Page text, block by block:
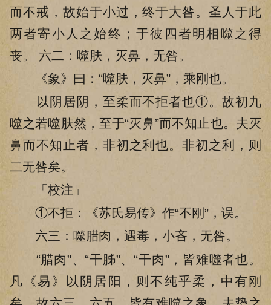
而不戒，故始于小过，终于大咎。圣人于此
两者寄小人之始终；于彼四者明相噬之得
丧。 六二：噬肤，灭鼻，无咎。
《象》曰：“噬肤，灭鼻”，乘刚也。
以阴居阴，至柔而不拒者也①。故初九
噬之若噬肤然，至于“灭鼻”而不知止也。夫灭
鼻而不知止者，非初之利也。非初之利，则
二无咎矣。
「校注」
①不拒：《苏氏易传》作“不刚”，误。
六三：噬腊肉，遇毒，小吝，无咎。
“腊肉”、“干胏”、“干肉”，皆难噬者也。
凡《易》以阴居阳，则不纯乎柔，中有刚